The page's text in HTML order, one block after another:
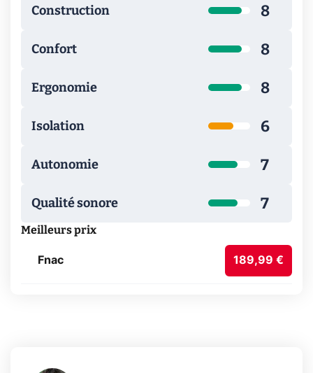
Construction 8
Confort 8
Ergonomie 8
Isolation 6
Autonomie 7
Qualité sonore 7
Meilleurs prix
Fnac 189,99 €